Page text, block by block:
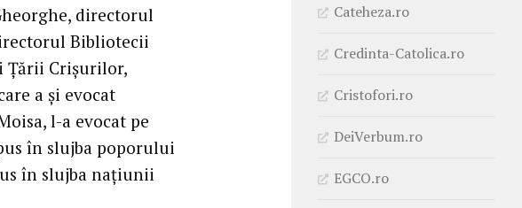
directorul
Bibliotecii
Țării Crișurilor,
a și evocat
l-a evocat pe
în slujba poporului
în slujba națiunii
Cateheza.ro
Credinta-Catolica.ro
Cristofori.ro
DeiVerbum.ro
EGCO.ro